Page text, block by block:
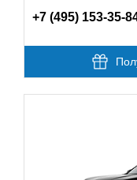
+7 (495) 153-35-